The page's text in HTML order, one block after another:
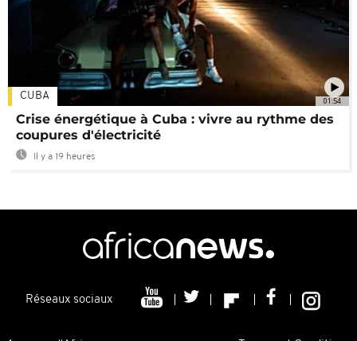
01:54
CUBA
Crise énergétique à Cuba : vivre au rythme des
coupures d'électricité
Il y a 19 heures
Réseaux sociaux